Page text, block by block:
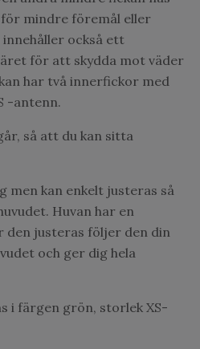
mindre föremål eller
innehåller också ett
för att skydda mot väder
har två innerfickor med
-antenn.
så att du kan sitta
men kan enkelt justeras så
Huvan har en
justeras följer den din
och ger dig hela
i färgen grön, storlek XS-